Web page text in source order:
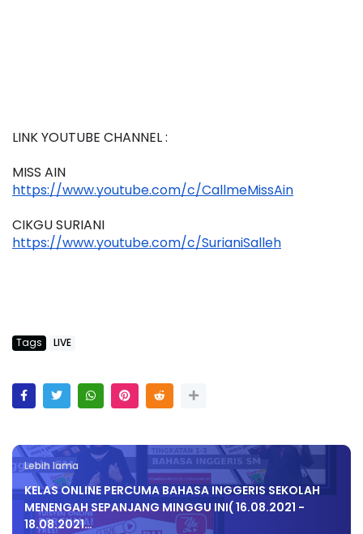
LINK YOUTUBE CHANNEL :
MISS AIN
https://www.youtube.com/c/CallmeMissAin
CIKGU SURIANI
https://www.youtube.com/c/SurianiSalleh
Tags LIVE
Lebih lama
KELAS ONLINE PERCUMA BAHASA INGGERIS SEKOLAH
MENENGAH SEPANJANG MINGGU INI( 16.08.2021 -
18.08.2021…